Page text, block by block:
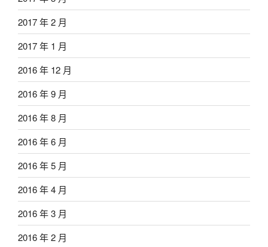
2017 年 2 月
2017 年 1 月
2016 年 12 月
2016 年 9 月
2016 年 8 月
2016 年 6 月
2016 年 5 月
2016 年 4 月
2016 年 3 月
2016 年 2 月